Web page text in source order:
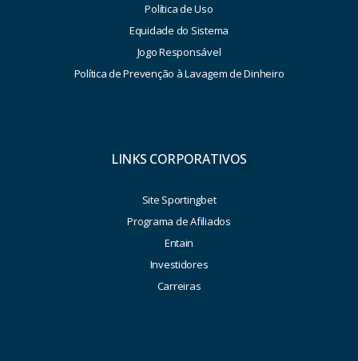
Política de Uso
Equidade do Sistema
Jogo Responsável
Política de Prevenção à Lavagem de Dinheiro
LINKS CORPORATIVOS
Site Sportingbet
Programa de Afiliados
Entain
Investidores
Carreiras